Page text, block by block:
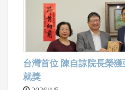
一角，約1.5公分，診斷為「
併骨壞死」，合併磁振造影
半月板後根部斷裂，經過醫
人工膝關節置換手術」，手
隔天即可下床行走並在三天
台灣首位 陳自諒院長榮
就獎